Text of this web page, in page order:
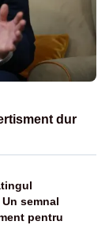
dur
semnal
pentru